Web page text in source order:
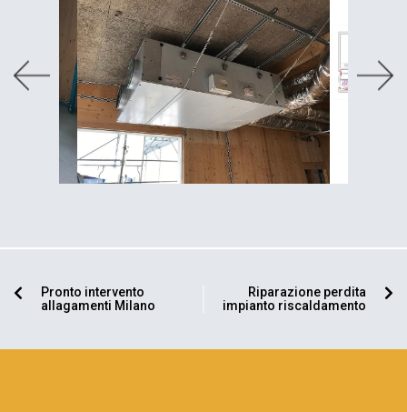
Pronto intervento
allagamenti Milano
Riparazione perdita
impianto riscaldamento